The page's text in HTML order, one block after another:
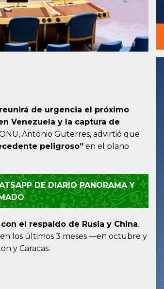
de urgencia el próximo
Venezuela y la captura de
António Guterres, advirtió que
peligroso” en el plano
DE DIARIO PANORAMA Y
el respaldo de Rusia y China.
los últimos 3 meses —en octubre y
y Caracas.